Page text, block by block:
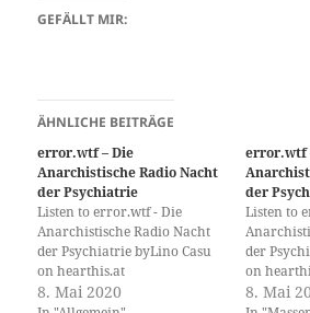
GEFÄLLT MIR:
ÄHNLICHE BEITRÄGE
error.wtf – Die
Anarchistische Radio Nacht
der Psychiatrie
Listen to error.wtf - Die
Anarchistische Radio Nacht
der Psychiatrie byLino Casu
on hearthis.at
8. Mai 2020
error.wtf
der
Listen to
der
on
8. Mai